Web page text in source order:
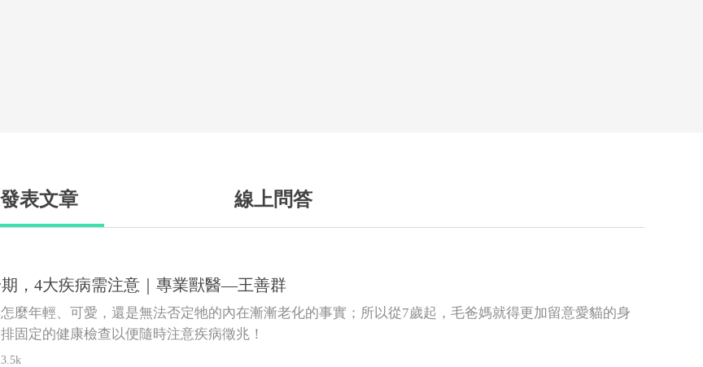
發表文章 線上問答
，4大疾病需注意｜專業獸醫—王善群
麼年輕、可愛，還是無法否定牠的內在漸漸老化的事實；所以從7歲起，毛爸媽就得更加留意愛貓的身
固定的健康檢查以便隨時注意疾病徵兆！